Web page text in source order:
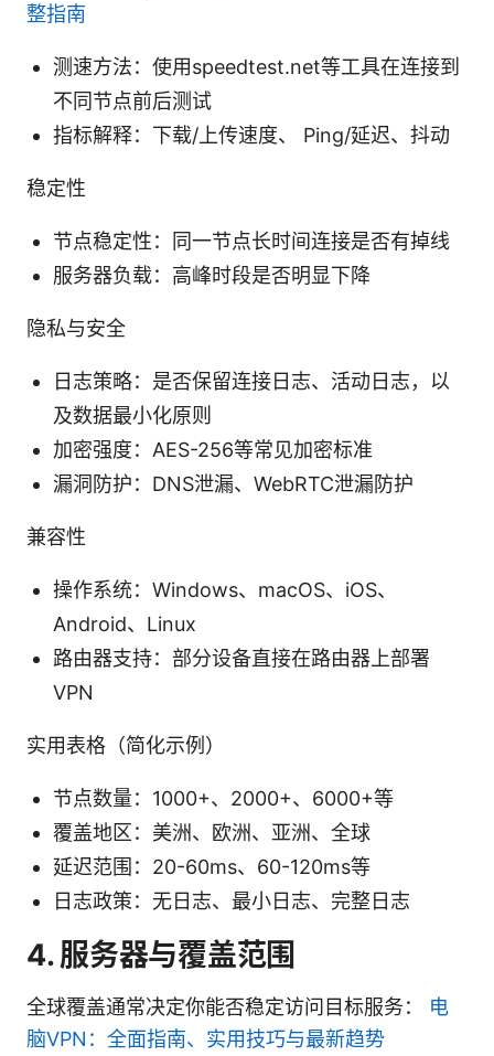
整指南
测速方法：使用speedtest.net等工具在连接到
不同节点前后测试
指标解释：下载/上传速度、 Ping/延迟、抖动
稳定性
节点稳定性：同一节点长时间连接是否有掉线
服务器负载：高峰时段是否明显下降
隐私与安全
日志策略：是否保留连接日志、活动日志，以
及数据最小化原则
加密强度：AES-256等常见加密标准
漏洞防护：DNS泄漏、WebRTC泄漏防护
兼容性
操作系统：Windows、macOS、iOS、
Android、Linux
路由器支持：部分设备直接在路由器上部署
VPN
实用表格（简化示例）
节点数量：1000+、2000+、6000+等
覆盖地区：美洲、欧洲、亚洲、全球
延迟范围：20-60ms、60-120ms等
日志政策：无日志、最小日志、完整日志
4. 服务器与覆盖范围
全球覆盖通常决定你能否稳定访问目标服务： 电
脑VPN：全面指南、实用技巧与最新趋势